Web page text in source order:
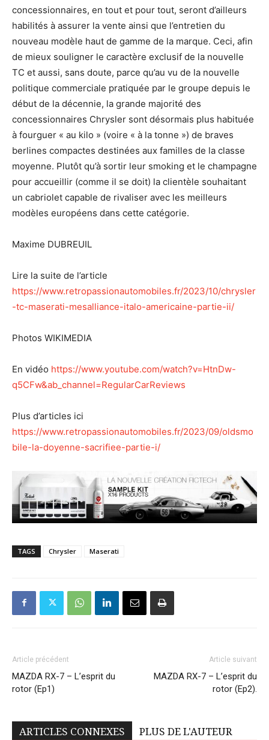
concessionnaires, en tout et pour tout, seront d’ailleurs
habilités à assurer la vente ainsi que l’entretien du
nouveau modèle haut de gamme de la marque. Ceci, afin
de mieux souligner le caractère exclusif de la nouvelle
TC et aussi, sans doute, parce qu’au vu de la nouvelle
politique commerciale pratiquée par le groupe depuis le
début de la décennie, la grande majorité des
concessionnaires Chrysler sont désormais plus habituée
à fourguer « au kilo » (voire « à la tonne ») de braves
berlines compactes destinées aux familles de la classe
moyenne. Plutôt qu’à sortir leur smoking et le champagne
pour accueillir (comme il se doit) la clientèle souhaitant
un cabriolet capable de rivaliser avec les meilleurs
modèles européens dans cette catégorie.
Maxime DUBREUIL
Lire la suite de l’article
https://www.retropassionautomobiles.fr/2023/10/chrysler
-tc-maserati-mesalliance-italo-americaine-partie-ii/
Photos WIKIMEDIA
En vidéo https://www.youtube.com/watch?v=HtnDw-
q5CFw&ab_channel=RegularCarReviews
Plus d’articles ici
https://www.retropassionautomobiles.fr/2023/09/oldsmo
bile-la-doyenne-sacrifiee-partie-i/
TAGS Chrysler Maserati
Article précédent
MAZDA RX-7 – L’esprit du
rotor (Ep1)
Article suivant
MAZDA RX-7 – L’esprit du
rotor (Ep2).
ARTICLES CONNEXES PLUS DE L'AUTEUR